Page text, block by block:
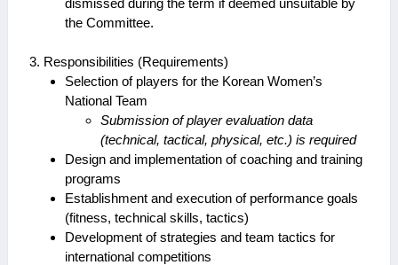
dismissed during the term if deemed unsuitable by
the Committee.
3. Responsibilities (Requirements)
Selection of players for the Korean Women’s
National Team
Submission of player evaluation data
(technical, tactical, physical, etc.) is required
Design and implementation of coaching and training
programs
Establishment and execution of performance goals
(fitness, technical skills, tactics)
Development of strategies and team tactics for
international competitions